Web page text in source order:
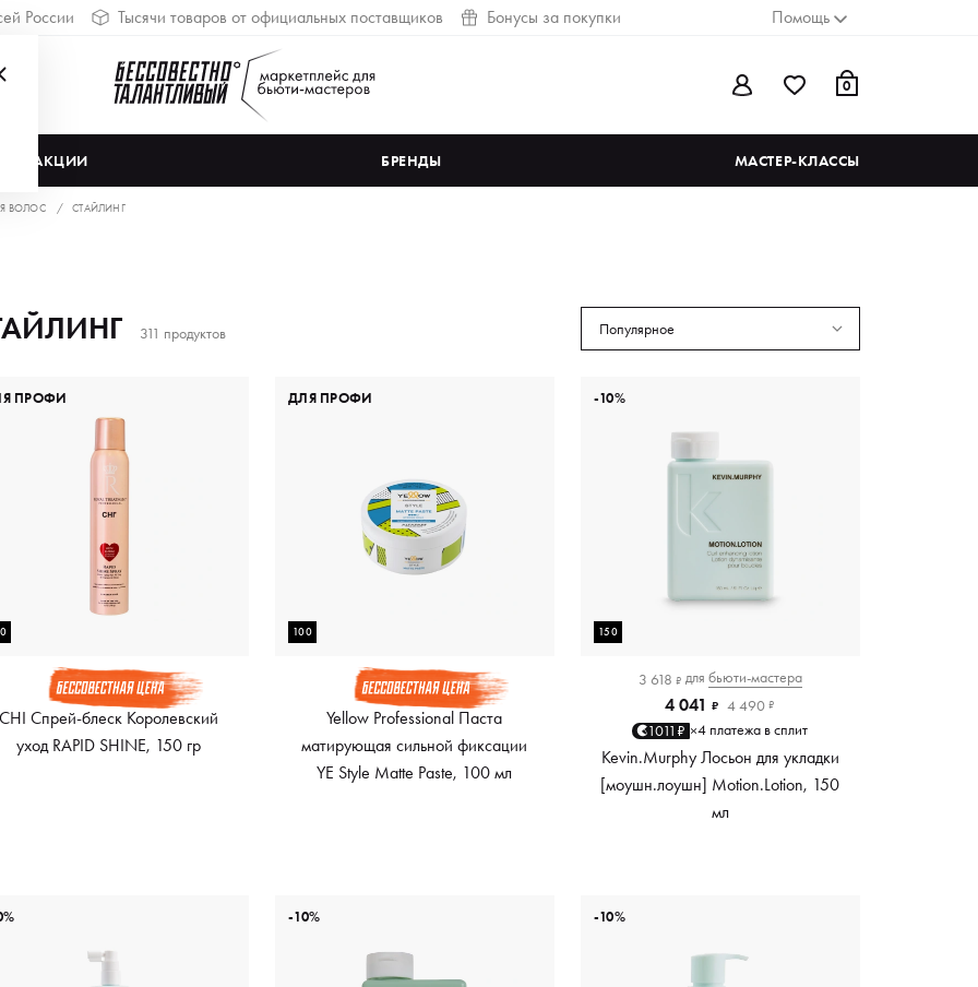
России Тысячи товаров от официальных поставщиков Бонусы за покупки Помощь
0
АКЦИИ БРЕНДЫ МАСТЕР-КЛАССЫ
ВОЛОС СТАЙЛИНГ
311 продуктов Популярное
CHI Спрей-блеск Королевский
уход RAPID SHINE, 150 гр
ПРОФИ
100
Yellow Professional Паста
матирующая сильной фиксации
YE Style Matte Paste, 100 мл
ДЛЯ ПРОФИ
150
3 618 ₽ для бьюти-мастера
4 041 ₽ 4 490 ₽
1011₽ ×4 платежа в сплит
Kevin.Murphy Лосьон для укладки
[моушн.лоушн] Motion.Lotion, 150
мл
-10%
-10% -10%